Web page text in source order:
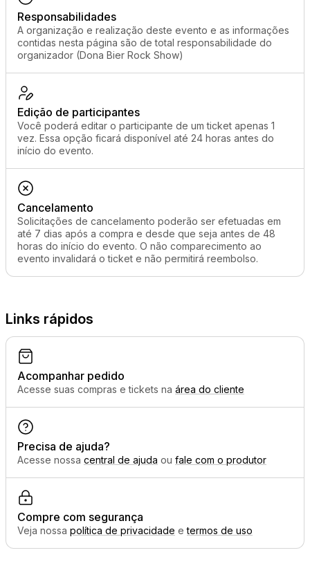
Responsabilidades
A organização e realização deste evento e as informações
contidas nesta página são de total responsabilidade do
organizador (Dona Bier Rock Show)
Edição de participantes
Você poderá editar o participante de um ticket apenas 1
vez. Essa opção ficará disponível até 24 horas antes do
início do evento.
Cancelamento
Solicitações de cancelamento poderão ser efetuadas em
até 7 dias após a compra e desde que seja antes de 48
horas do início do evento. O não comparecimento ao
evento invalidará o ticket e não permitirá reembolso.
Links rápidos
Acompanhar pedido
Acesse suas compras e tickets na área do cliente
Precisa de ajuda?
Acesse nossa central de ajuda ou fale com o produtor
Compre com segurança
Veja nossa política de privacidade etermos de uso